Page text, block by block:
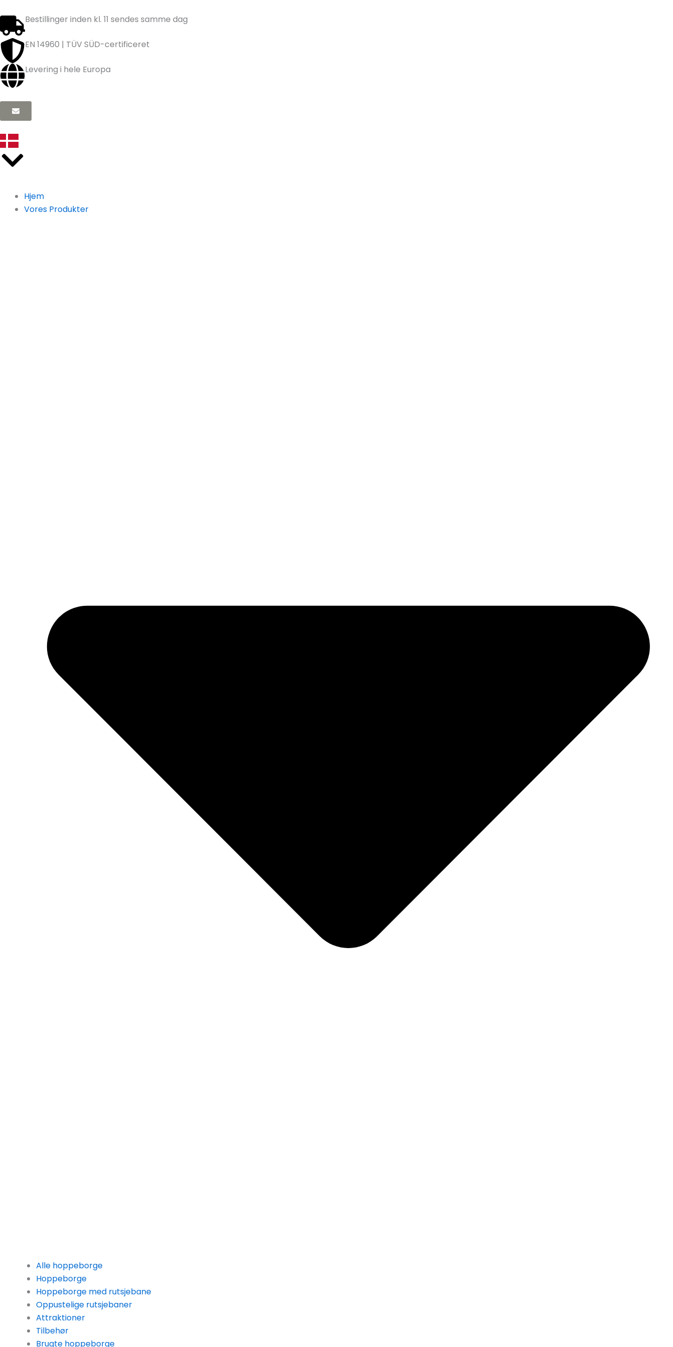
til
indholdet
Bestillinger inden kl. 11 sendes samme dag
EN 14960 | TÜV SÜD-certificeret
Levering i hele Europa
Hjem
Vores Produkter
Alle hoppeborge
Hoppeborge
Hoppeborge med rutsjebane
Oppustelige rutsjebaner
Attraktioner
Tilbehør
Brugte hoppeborge